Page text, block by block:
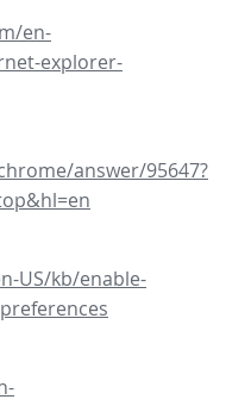
en-
explorer-
answer/95647?
US/kb/enable-